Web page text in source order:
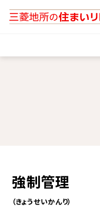
強制管理
（きょうせいかんり）